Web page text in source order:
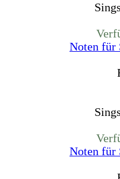
Noten für
Noten für